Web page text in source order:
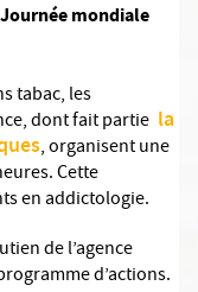
Journée mondiale
tabac, les
dont fait partie la
, organisent une
Cette
en addictologie.
de l’agence
d’actions.